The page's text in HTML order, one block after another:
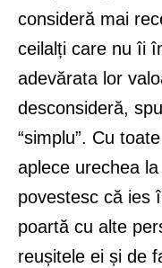
consideră mai
ceilalți care nu îi
adevărata lor
desconsideră,
“simplu”. Cu
aplece urechea
povestesc că ies
poartă cu alte
reușitele ei și de